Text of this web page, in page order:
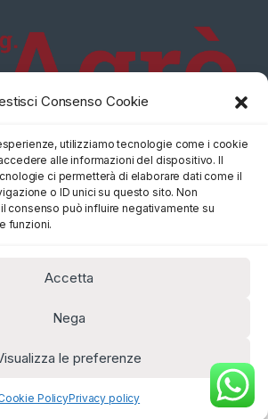
Consenso Cookie
utilizziamo tecnologie come i cookie
alle informazioni del dispositivo. Il
ci permetterà di elaborare dati come il
o ID unici su questo sito. Non
consenso può influire negativamente su
funzioni.
Accetta
Nega
le preferenze
PolicyPrivacy policy